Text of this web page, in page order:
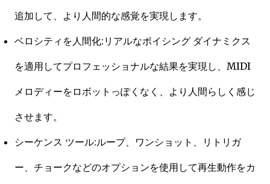
追加して、より人間的な感覚を実現します。
ベロシティを人間化:リアルなボイシング ダイナミクス
を適用してプロフェッショナルな結果を実現し、MIDI
メロディーをロボットっぽくなく、より人間らしく感じ
させます。
シーケンス ツール:ループ、ワンショット、リトリガ
ー、チョークなどのオプションを使用して再生動作をカ